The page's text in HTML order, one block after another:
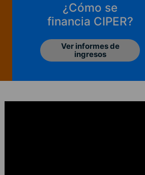
¿Cómo se
financia CIPER?
Ver informes de
ingresos